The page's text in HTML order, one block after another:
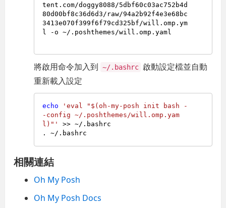
tent.com/doggy8088/5dbf60c03ac752b4d
80d00bf8c36d6d3/raw/94a2b92f4e3e68bc
3413e070f399f6f79cd325bf/will.omp.ym
l -o ~/.poshthemes/will.omp.yaml
將啟用命令加入到 ~/.bashrc 啟動設定檔並自動
重新載入設定
echo
'eval "$(oh-my-posh init bash -
-config ~/.poshthemes/will.omp.yam
l)"'
>> ~/.bashrc
相關連結
Oh My Posh
Oh My Posh Docs